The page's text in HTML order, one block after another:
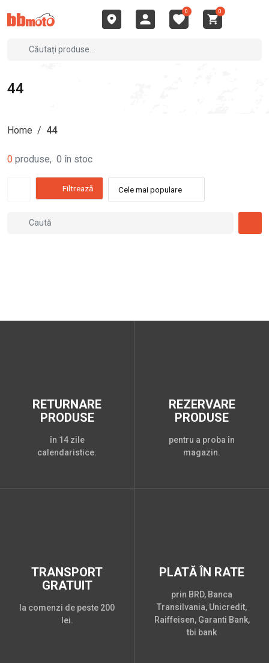
0 0
44
Home / 44
0 produse, 0 în stoc
Filtrează Cele mai populare
RETURNARE
PRODUSE
în 14 zile
calendaristice.
REZERVARE
PRODUSE
pentru a proba în
magazin.
TRANSPORT
GRATUIT
la comenzi de peste 200
lei.
PLATĂ ÎN RATE
prin BRD, Banca
Transilvania, Unicredit,
Raiffeisen, Garanti Bank,
tbi bank